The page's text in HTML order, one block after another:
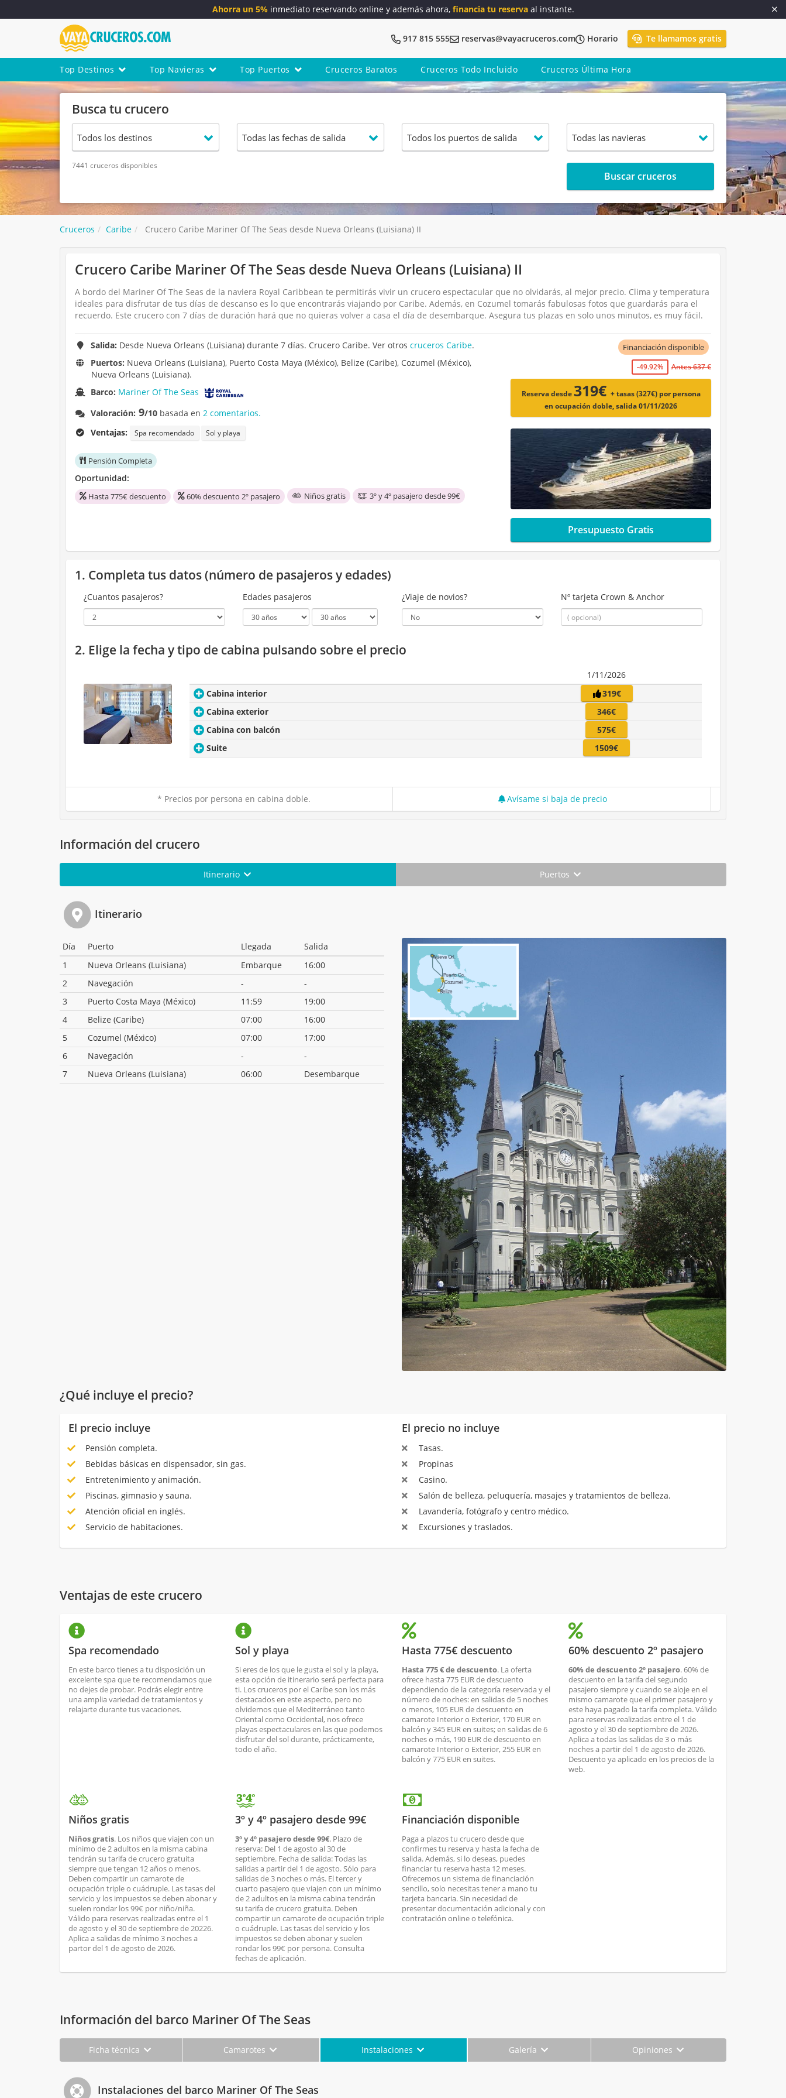
Ahorra un 5%inmediato reservando online y además ahora, financia tu reservaal instante.
917 815 555 reservas@vayacruceros.com Horario Te llamamos gratis
Top Destinos Top Navieras Top Puertos Cruceros Baratos Cruceros Todo Incluido Cruceros Última Hora
Busca tu crucero
7441 cruceros disponibles
Buscar cruceros
Cruceros Caribe Crucero Caribe Mariner Of The Seas desde Nueva Orleans (Luisiana) II
Crucero Caribe Mariner Of The Seas desde Nueva Orleans (Luisiana) II
A bordo del Mariner Of The Seas de la naviera Royal Caribbean te permitirás vivir un crucero espectacular que no olvidarás, al mejor precio. Clima y temperatura
ideales para disfrutar de tus días de descanso es lo que encontrarás viajando por Caribe. Además, en Cozumel tomarás fabulosas fotos que guardarás para el
recuerdo. Este crucero con 7 días de duración hará que no quieras volver a casa el día de desembarque. Asegura tus plazas en solo unos minutos, es muy fácil.
Salida: Desde Nueva Orleans (Luisiana) durante 7 días. Crucero Caribe. Ver otroscruceros Caribe.
Puertos: Nueva Orleans (Luisiana), Puerto Costa Maya (México), Belize (Caribe), Cozumel (México),
Nueva Orleans (Luisiana).
Barco: Mariner Of The Seas
Valoración: 9/10 basada en 2 comentarios.
Ventajas:
Spa recomendado Sol y playa
Pensión Completa
Oportunidad:
Hasta 775€ descuento 60% descuento 2º pasajero Niños gratis 3º y 4º pasajero desde 99€
Financiación disponible
-49.92% Antes 637 €
Reserva desde 319€ + tasas (327€) por persona
en ocupación doble, salida 01/11/2026
Presupuesto Gratis
1. Completa tus datos (número de pasajeros y edades)
¿Cuantos pasajeros? Edades pasajeros ¿Viaje de novios? Nº tarjeta Crown & Anchor
2. Elige la fecha y tipo de cabina pulsando sobre el precio
1/11/2026
Cabina interior
319€
Cabina exterior
346€
Cabina con balcón
575€
Suite
1509€
* Precios por persona en cabina doble. Avísame si baja de precio
Información del crucero
Itinerario Puertos
Itinerario
Día Puerto Llegada
Salida
1
Nueva Orleans (Luisiana) Embarque
16:00
2
Navegación -
-
3
Puerto Costa Maya (México) 11:59
19:00
4
Belize (Caribe) 07:00
16:00
5
Cozumel (México) 07:00
17:00
6
Navegación -
-
7
Nueva Orleans (Luisiana) 06:00 Desembarque
¿Qué incluye el precio?
El precio incluye
Pensión completa.
Bebidas básicas en dispensador, sin gas.
Entretenimiento y animación.
Piscinas, gimnasio y sauna.
Atención oficial en inglés.
Servicio de habitaciones.
El precio no incluye
Tasas.
Propinas
Casino.
Salón de belleza, peluquería, masajes y tratamientos de belleza.
Lavandería, fotógrafo y centro médico.
Excursiones y traslados.
Ventajas de este crucero
Spa recomendado
En este barco tienes a tu disposición un
excelente spa que te recomendamos que
no dejes de probar. Podrás elegir entre
una amplia variedad de tratamientos y
relajarte durante tus vacaciones.
Sol y playa
Si eres de los que le gusta el sol y la playa,
esta opción de itinerario será perfecta para
ti. Los cruceros por el Caribe son los más
destacados en este aspecto, pero no
olvidemos que el Mediterráneo tanto
Oriental como Occidental, nos ofrece
playas espectaculares en las que podemos
disfrutar del sol durante, prácticamente,
todo el año.
Hasta 775€ descuento
Hasta 775 € de descuento. La oferta
ofrece hasta 775 EUR de descuento
dependiendo de la categoría reservada y el
número de noches: en salidas de 5 noches
o menos, 105 EUR de descuento en
camarote Interior o Exterior, 170 EUR en
balcón y 345 EUR en suites; en salidas de 6
noches o más, 190 EUR de descuento en
camarote Interior o Exterior, 255 EUR en
balcón y 775 EUR en suites.
60% descuento 2º pasajero
60% de descuento 2º pasajero. 60% de
descuento en la tarifa del segundo
pasajero siempre y cuando se aloje en el
mismo camarote que el primer pasajero y
este haya pagado la tarifa completa. Válido
para reservas realizadas entre el 1 de
agosto y el 30 de septiembre de 2026.
Aplica a todas las salidas de 3 o más
noches a partir del 1 de agosto de 2026.
Descuento ya aplicado en los precios de la
web.
Niños gratis
Niños gratis. Los niños que viajen con un
mínimo de 2 adultos en la misma cabina
tendrán su tarifa de crucero gratuita
siempre que tengan 12 años o menos.
Deben compartir un camarote de
ocupación triple o cuádruple. Las tasas del
servicio y los impuestos se deben abonar y
suelen rondar los 99€ por niño/niña.
Válido para reservas realizadas entre el 1
de agosto y el 30 de septiembre de 20226.
Aplica a salidas de mínimo 3 noches a
partor del 1 de agosto de 2026.
3º y 4º pasajero desde 99€
3º y 4º pasajero desde 99€. Plazo de
reserva: Del 1 de agosto al 30 de
septiembre. Fecha de salida: Todas las
salidas a partir del 1 de agosto. Sólo para
salidas de 3 noches o más. El tercer y
cuarto pasajero que viajen con un mínimo
de 2 adultos en la misma cabina tendrán
su tarifa de crucero gratuita. Deben
compartir un camarote de ocupación triple
o cuádruple. Las tasas del servicio y los
impuestos se deben abonar y suelen
rondar los 99€ por persona. Consulta
fechas de aplicación.
Financiación disponible
Paga a plazos tu crucero desde que
confirmes tu reserva y hasta la fecha de
salida. Además, si lo deseas, puedes
financiar tu reserva hasta 12 meses.
Ofrecemos un sistema de financiación
sencillo, solo necesitas tener a mano tu
tarjeta bancaria. Sin necesidad de
presentar documentación adicional y con
contratación online o telefónica.
Información del barco Mariner Of The Seas
Ficha técnica Camarotes Instalaciones Galería Opiniones
Instalaciones del barco Mariner Of The Seas